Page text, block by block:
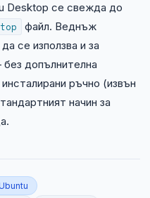
Desktop се свежда до
файл. Веднъж
се използва и за
допълнителна
ръчно (извън
начин за